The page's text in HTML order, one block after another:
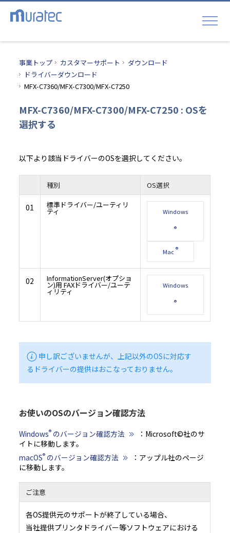
事業トップ カスタマーサポート
ダウンロード
ドライバーダウンロード
MFX-C7360/MFX-C7300/MFX-C7250
MFX-C7360/MFX-C7300/MFX-C7250 : OSを
選択する
以下より該当ドライバーのOSを選択してください。
種別 OS選択
01 標準ドライバー/ユーティリ
ティ Windows
®
Mac®
02 InformationServer(オプショ
ン)用 FAXドライバー/ユーテ
ィリティ
Windows
®
申し訳ございませんが、上記以外のOSに対応す
るドライバーの提供はおこなっておりません。
お使いのOSのバージョン確認方法
Windows® のバージョン確認方法
：Microsoft©社のサ
イトに移動します。
macOS® のバージョン確認方法
：アップル社のページ
に移動します。
ご注意
各OS提供元のサポートが終了している場合、
当社提供プリンタドライバー等ソフトウェアにおける